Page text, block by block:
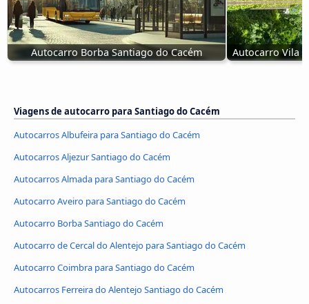
Autocarro Borba Santiago do Cacém Autocarro Vila
Viagens de autocarro para Santiago do Cacém
Autocarros Albufeira para Santiago do Cacém
Autocarros Aljezur Santiago do Cacém
Autocarros Almada para Santiago do Cacém
Autocarro Aveiro para Santiago do Cacém
Autocarro Borba Santiago do Cacém
Autocarro de Cercal do Alentejo para Santiago do Cacém
Autocarro Coimbra para Santiago do Cacém
Autocarros Ferreira do Alentejo Santiago do Cacém